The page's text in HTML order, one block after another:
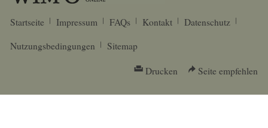
Startseite Impressum FAQs Kontakt
Datenschutz
Nutzungsbedingungen
Sitemap
Drucken Seite empfehlen